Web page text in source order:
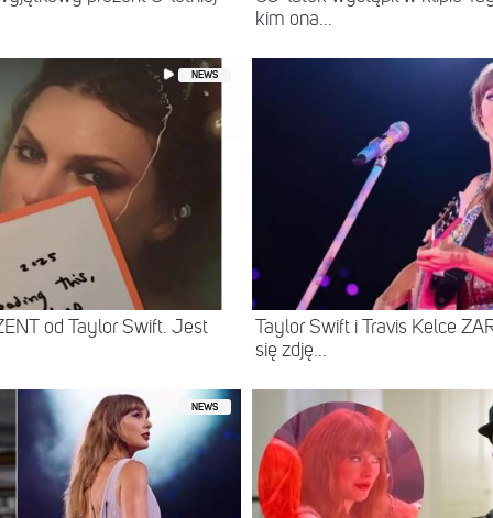
kim ona...
NEWS
od Taylor Swift. Jest
Taylor Swift i Travis Kelce
się zdję...
NEWS